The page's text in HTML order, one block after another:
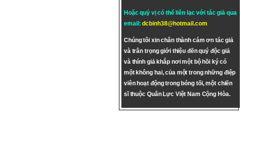
Hoặc quý vị có thể liên lạc với tác giả qua
email:dcbinh38@hotmail.com
Chúng tôi xin chân thành cám ơn tác giả
và trân trọng giới thiệu đến quý độc giả
và thính giả khắp nơi một bộ hồi ký có
một không hai, của một trong những điệp
viên hoạt động trong bóng tối, một chiến
sĩ thuộc Quân Lực Việt Nam Cộng Hòa.